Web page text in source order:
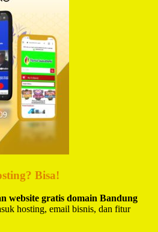
Bisa!
website gratis domain Bandung
hosting, email bisnis, dan fitur